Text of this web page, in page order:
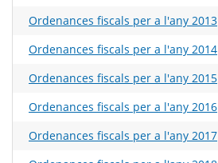
Ordenances fiscals per a l'any 2013
Ordenances fiscals per a l'any 2014
Ordenances fiscals per a l'any 2015
Ordenances fiscals per a l'any 2016
Ordenances fiscals per a l'any 2017